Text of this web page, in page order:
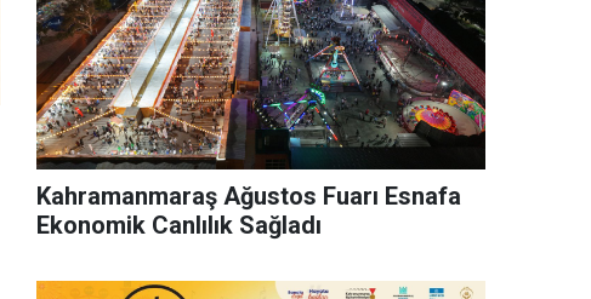
Kahramanmaraş Ağustos Fuarı Esnafa
Ekonomik Canlılık Sağladı